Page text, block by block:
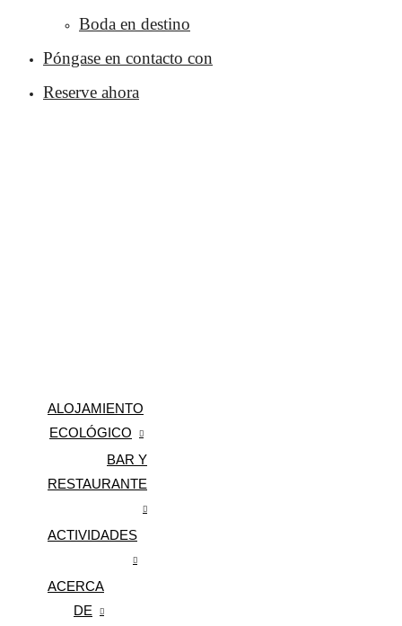
Boda en destino
Póngase en contacto con
Reserve ahora
ALOJAMIENTO
ECOLÓGICO
BAR Y
RESTAURANTE
ACTIVIDADES
ACERCA
DE